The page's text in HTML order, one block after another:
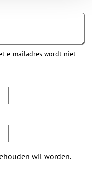
e-mailadres wordt niet
wil worden.